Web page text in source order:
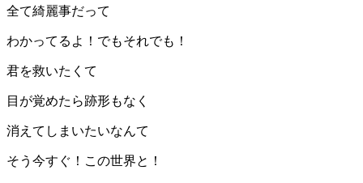
全て綺麗事だって
わかってるよ！でもそれでも！
君を救いたくて
目が覚めたら跡形もなく
消えてしまいたいなんて
そう今すぐ！この世界と！